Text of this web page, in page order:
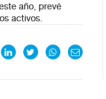
año, prevé
activos.